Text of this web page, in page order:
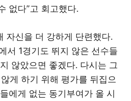
없다”고 회고했다.
자신을 더 강하게 단련했다.
서 1경기도 뛰지 않은 선수들
않았으면 좋겠다. 다시는 그
않게 하기 위해 평가를 뒤집으
에게 없는 동기부여가 올 시